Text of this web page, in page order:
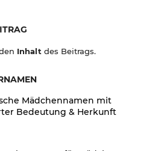
Inhalt des Beitrags.
Mädchennamen mit
Bedeutung & Herkunft